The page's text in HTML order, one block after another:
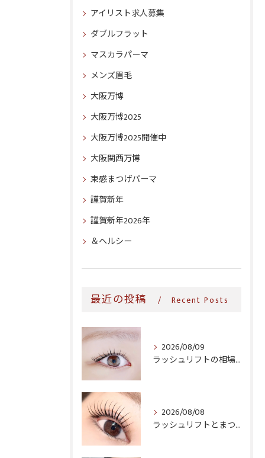
アイリスト求人募集
ダブルフラット
マスカラパーマ
メンズ眉毛
大阪万博
大阪万博2025
大阪万博2025開催中
大阪関西万博
束感まつげパーマ
謹賀新年
謹賀新年2026年
＆ヘルシー
最近の投稿 Recent Posts
2026/08/09
ラッシュリフトの相場はいくら?寝屋川・玉造・関目の料金を比較してみた
2026/08/08
ラッシュリフトとまつげパーマ、何が違う?自然に立ち上がる目元の作り方